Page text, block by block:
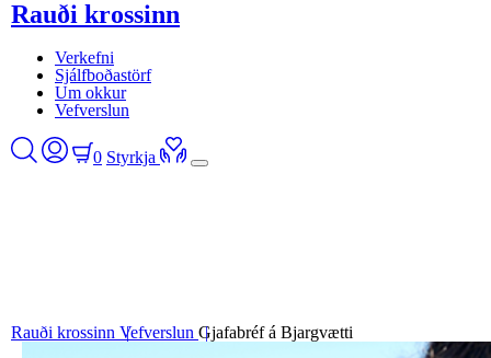
Rauði krossinn
Verkefni
Sjálfboðastörf
Um okkur
Vefverslun
0 Styrkja
Rauði krossinn Vefverslun Gjafabréf á Bjargvætti